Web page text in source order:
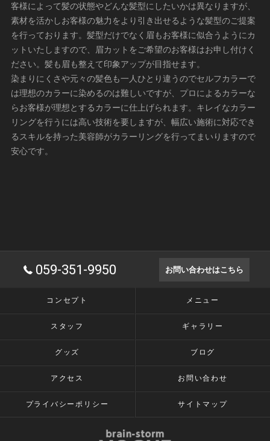
客様によって髪の状態やどんな髪型にしたいかは異なりますが、
素材を活かしお客様の魅力をより引き出せるような髪型のご提案
を行っております。髪型だけでなく眉もお客様に似合うようにカ
ットいたしますので、眉カットをご希望のお客様はお申し付けく
ださい。髪も眉も整えて印象アップが目指せます。
染まりにくさや元々の髪色も一人ひとり違うのでセルフカラーで
は理想のカラーに染めるのは難しいですが、プロによるカラーな
らお客様が理想とするカラーに仕上げられます。キレイなカラー
リングを行うには高い技術を要しますが、幅広い施術に対応でき
るスキルを持った美容師がカラーリングを行ってまいりますので
安心です。
059-351-9950 お問い合わせはこちら
コンセプト メニュー
スタッフ ギャラリー
グッズ ブログ
アクセス お問い合わせ
プライバシーポリシー サイトマップ